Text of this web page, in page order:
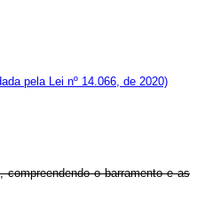
pela Lei nº 14.066, de 2020)
o barramento e as